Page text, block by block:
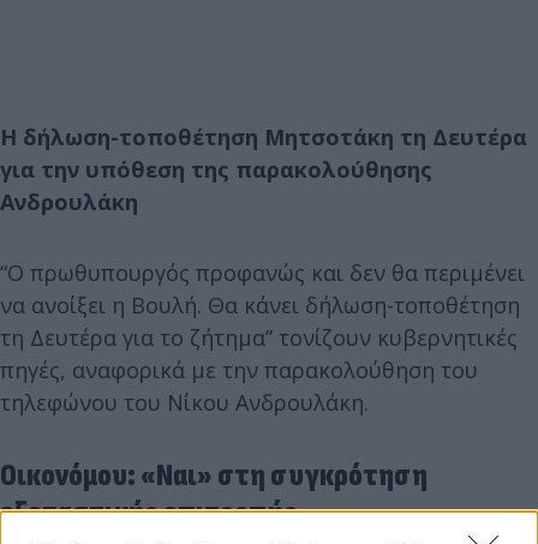
Η δήλωση-τοποθέτηση Μητσοτάκη τη Δευτέρα
για την υπόθεση της παρακολούθησης
Ανδρουλάκη
“Ο πρωθυπουργός προφανώς και δεν θα περιμένει
να ανοίξει η Βουλή. Θα κάνει δήλωση-τοποθέτηση
τη Δευτέρα για το ζήτημα” τονίζουν κυβερνητικές
πηγές, αναφορικά με την παρακολούθηση του
τηλεφώνου του Νίκου Ανδρουλάκη.
Οικονόμου: «Ναι» στη συγκρότηση
εξεταστικής επιτροπής